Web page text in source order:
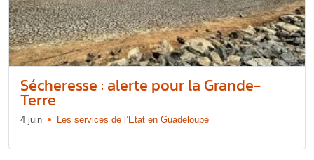
Sécheresse : alerte pour la Grande-
Terre
4 juin Les services de l’Etat en Guadeloupe